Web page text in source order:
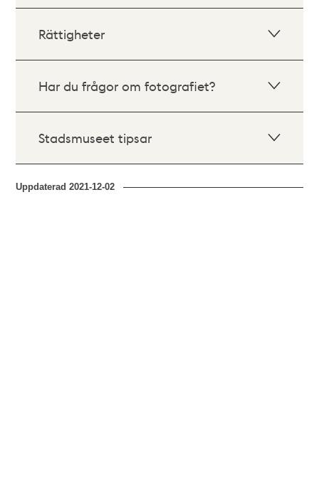
Rättigheter
Har du frågor om fotografiet?
Stadsmuseet tipsar
Uppdaterad2021-12-02